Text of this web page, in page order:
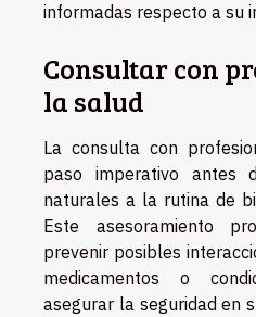
informadas respecto a su
Consultar con
la salud
La consulta con
paso imperativo antes
naturales a la rutina de
Este asesoramiento
prevenir posibles
medicamentos o
asegurar la seguridad en